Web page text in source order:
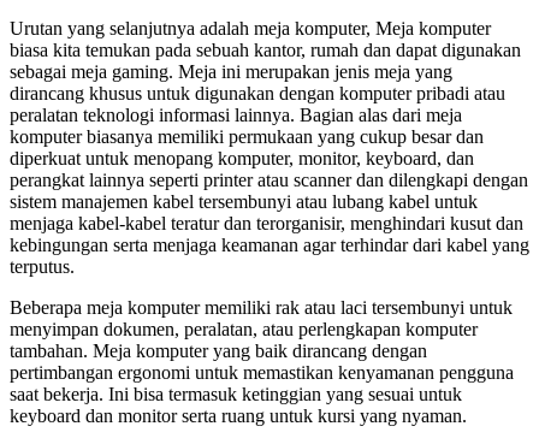
Urutan yang selanjutnya adalah meja komputer, Meja komputer
biasa kita temukan pada sebuah kantor, rumah dan dapat digunakan
sebagai meja gaming. Meja ini merupakan jenis meja yang
dirancang khusus untuk digunakan dengan komputer pribadi atau
peralatan teknologi informasi lainnya. Bagian alas dari meja
komputer biasanya memiliki permukaan yang cukup besar dan
diperkuat untuk menopang komputer, monitor, keyboard, dan
perangkat lainnya seperti printer atau scanner dan dilengkapi dengan
sistem manajemen kabel tersembunyi atau lubang kabel untuk
menjaga kabel-kabel teratur dan terorganisir, menghindari kusut dan
kebingungan serta menjaga keamanan agar terhindar dari kabel yang
terputus.
Beberapa meja komputer memiliki rak atau laci tersembunyi untuk
menyimpan dokumen, peralatan, atau perlengkapan komputer
tambahan. Meja komputer yang baik dirancang dengan
pertimbangan ergonomi untuk memastikan kenyamanan pengguna
saat bekerja. Ini bisa termasuk ketinggian yang sesuai untuk
keyboard dan monitor serta ruang untuk kursi yang nyaman.